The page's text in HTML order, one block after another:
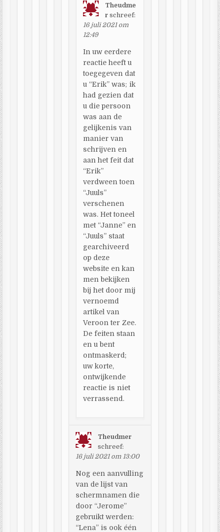
Theudme
r schreef:
16 juli 2021 om
12:49
In uw eerdere
reactie heeft u
toegegeven dat
u “Erik” was; ik
had gezien dat
u die persoon
was aan de
gelijkenis van
manier van
schrijven en
aan het feit dat
“Erik”
verdween toen
“Juuls”
verschenen
was. Het toneel
met “Janne” en
“Juuls” staat
gearchiveerd
op deze
website en kan
men bekijken
bij het door mij
vernoemd
artikel van
Veroon ter Zee.
De feiten staan
en u bent
ontmaskerd;
uw korte,
ontwijkende
reactie is niet
verrassend.
Theudmer
schreef:
16 juli 2021 om 13:00
Nog een aanvulling
van de lijst van
schermnamen die
door “Jerome”
gebruikt werden:
“Lena” is ook één